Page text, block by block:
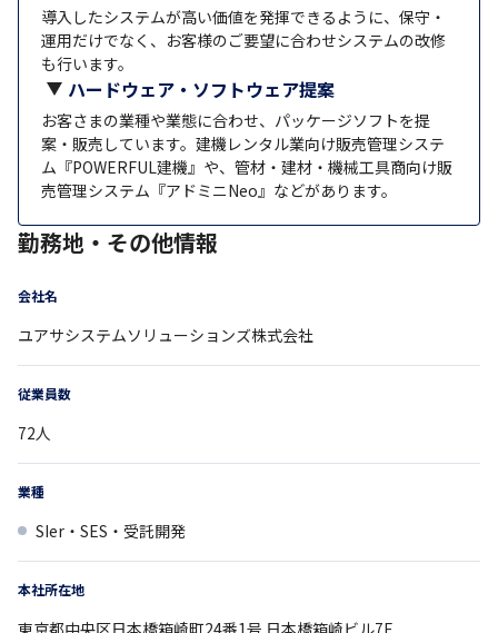
導入したシステムが高い価値を発揮できるように、保守・
運用だけでなく、お客様のご要望に合わせシステムの改修
も行います。
ハードウェア・ソフトウェア提案
お客さまの業種や業態に合わせ、パッケージソフトを提
案・販売しています。建機レンタル業向け販売管理システ
ム『POWERFUL建機』や、管材・建材・機械工具商向け販
売管理システム『アドミニNeo』などがあります。
勤務地・その他情報
会社名
ユアサシステムソリューションズ株式会社
従業員数
72人
業種
SIer・SES・受託開発
本社所在地
東京都中央区日本橋箱崎町24番1号 日本橋箱崎ビル7F